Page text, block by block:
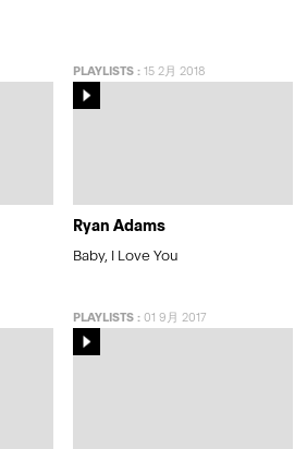
PLAYLISTS:15 2月 2018
Ryan Adams
Baby, I Love You
PLAYLISTS:01 9月 2017